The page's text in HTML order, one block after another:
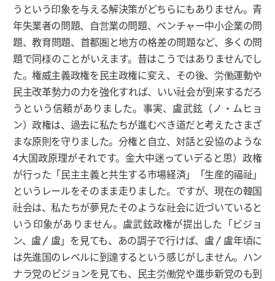
うという印象を与える解決策がどちらにもありません。青
年失業者の問題、自営業の問題、ベンチャー中小企業の問
題、教育問題、首都圏と地方の格差の問題など、多くの問
題で同様のことがいえます。昔はこうではありませんでし
た。権威主義政権を民主政権に変え、その後、労働運動や
民主改革勢力の力を強化すれば、いい社会が到来するだろ
うという信頼がありました。事実、盧武鉉（ノ・ムヒョ
ン）政権は、過去に私たちが進むべき道だと考えたさまざ
まな原則を守りました。分権と自立、対話と妥協のような
4大国政原理がそれです。金大中迷っていデると思）政権
が行った「民主主義と共生する市場経済」「生産的福祉」
というレールをそのまま走りました。ですが、現在の韓国
社会は、私たちが夢見たそのような社会に近づいていると
いう印象がありません。盧武鉉政権が提出した「ビジョ
ン、盧〳盧」を見ても、あの調子で行けば、盧〳盧年頃に
は先進国のレベルに到達するという感じがしません。ハン
ナラ党のビジョンを見ても、民主労働党や進歩新党のも到